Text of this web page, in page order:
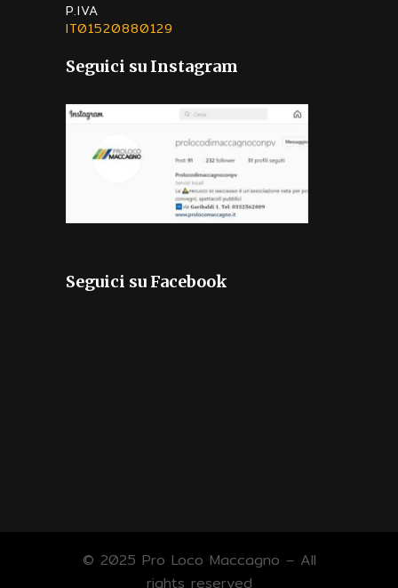
P.IVA
IT01520880129
Seguici su Instagram
Seguici su Facebook
© 2025 Pro Loco Maccagno – All
rights reserved